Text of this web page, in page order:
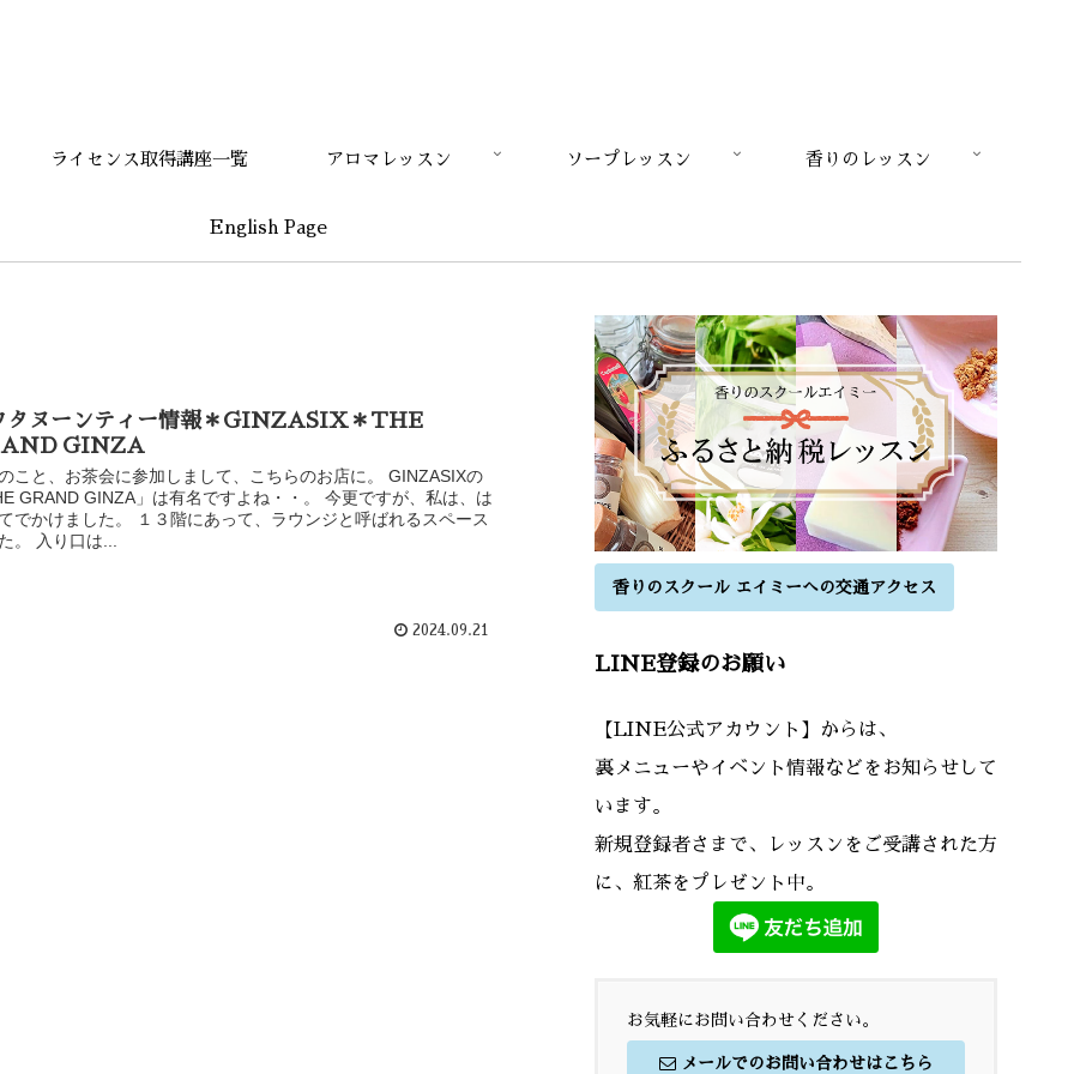
ライセンス取得講座一覧 アロマレッスン ソープレッスン 香りのレッスン
English Page
タヌーンティー情報＊GINZASIX＊THE
GINZA
こと、お茶会に参加しまして、こちらのお店に。 GINZASIXの
GRAND GINZA」は有名ですよね・・。 今更ですが、私は、は
でかけました。 １３階にあって、ラウンジと呼ばれるスペース
。 入り口は...
2024.09.21
香りのスクール エイミーへの交通アクセス
LINE登録のお願い
【LINE公式アカウント】からは、
裏メニューやイベント情報などをお知らせして
います。
新規登録者さまで、レッスンをご受講された方
に、紅茶をプレゼント中。
お気軽にお問い合わせください。
メールでのお問い合わせはこちら